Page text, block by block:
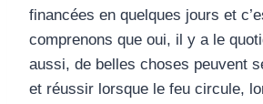
financées en quelques jours et
comprenons que oui, il y a le
aussi, de belles choses peuvent
et réussir lorsque le feu circule,